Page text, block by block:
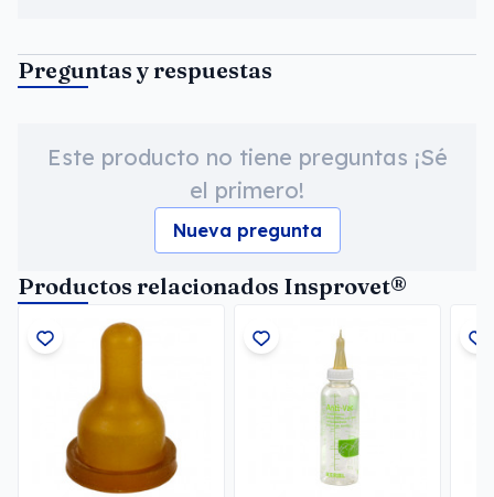
Preguntas y respuestas
Este producto no tiene preguntas ¡Sé
el primero!
Nueva pregunta
Productos relacionados Insprovet®